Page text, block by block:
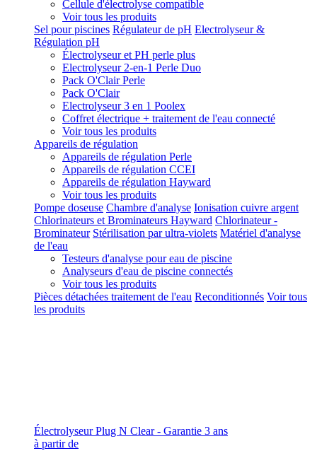
Cellule d'électrolyse compatible
Voir tous les produits
Sel pour piscines Régulateur de pH Electrolyseur &
Régulation pH
Électrolyseur et PH perle plus
Electrolyseur 2-en-1 Perle Duo
Pack O'Clair Perle
Pack O'Clair
Electrolyseur 3 en 1 Poolex
Coffret électrique + traitement de l'eau connecté
Voir tous les produits
Appareils de régulation
Appareils de régulation Perle
Appareils de régulation CCEI
Appareils de régulation Hayward
Voir tous les produits
Pompe doseuse Chambre d'analyse Ionisation cuivre argent
Chlorinateurs et Brominateurs Hayward Chlorinateur -
Brominateur Stérilisation par ultra-violets Matériel d'analyse
de l'eau
Testeurs d'analyse pour eau de piscine
Analyseurs d'eau de piscine connectés
Voir tous les produits
Pièces détachées traitement de l'eau Reconditionnés Voir tous
les produits
Électrolyseur Plug N Clear - Garantie 3 ans
à partir de